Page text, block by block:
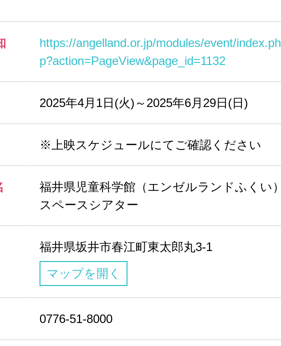
https://angelland.or.jp/modules/event/index.ph
p?action=PageView&page_id=1132
2025年4月1日(火)～2025年6月29日(日)
※上映スケジュールにてご確認ください
福井県児童科学館（エンゼルランドふくい）
スペースシアター
福井県坂井市春江町東太郎丸3-1
マップを開く
0776-51-8000